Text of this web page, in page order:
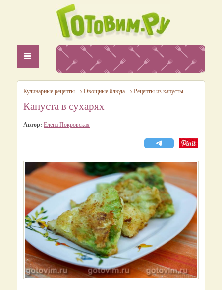
Кулинарные рецепты → Овощные блюда → Рецепты из капусты
Капуста в сухарях
Автор: Елена Покровская